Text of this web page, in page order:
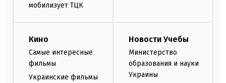
мобилизует ТЦК
Кино
Самые интересные
фильмы
Украинские фильмы
Новости Учебы
Министерство
образования и науки
Украины